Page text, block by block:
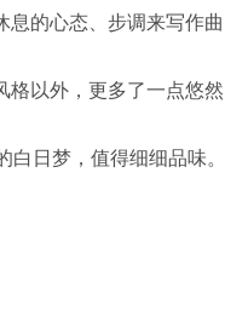
息的心态、步调来写作曲
格以外，更多了一点悠然
白日梦，值得细细品味。